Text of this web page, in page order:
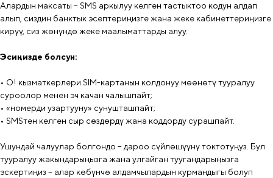
Алардын максаты – SMS аркылуу келген тастыктоо кодун алдап
алып, сиздин банктык эсептериңизге жана жеке кабинеттериңизге
кирүү, сиз жөнүндө жеке маалыматтарды алуу.
Эсиңизде болсун:
• О! кызматкерлери SIM-картанын колдонуу мөөнөтү тууралуу
суроолор менен эч качан чалышпайт;
• «номерди узартууну» сунушташпайт;
• SMSтен келген сыр сөздөрдү жана коддорду сурашпайт.
Ушундай чалуулар болгондо – дароо сүйлөшүүнү токтотуңуз. Бул
тууралуу жакындарыңызга жана улгайган туугандарыңызга
эскертиңиз – алар көбүнчө алдамчылардын курмандыгы болуп